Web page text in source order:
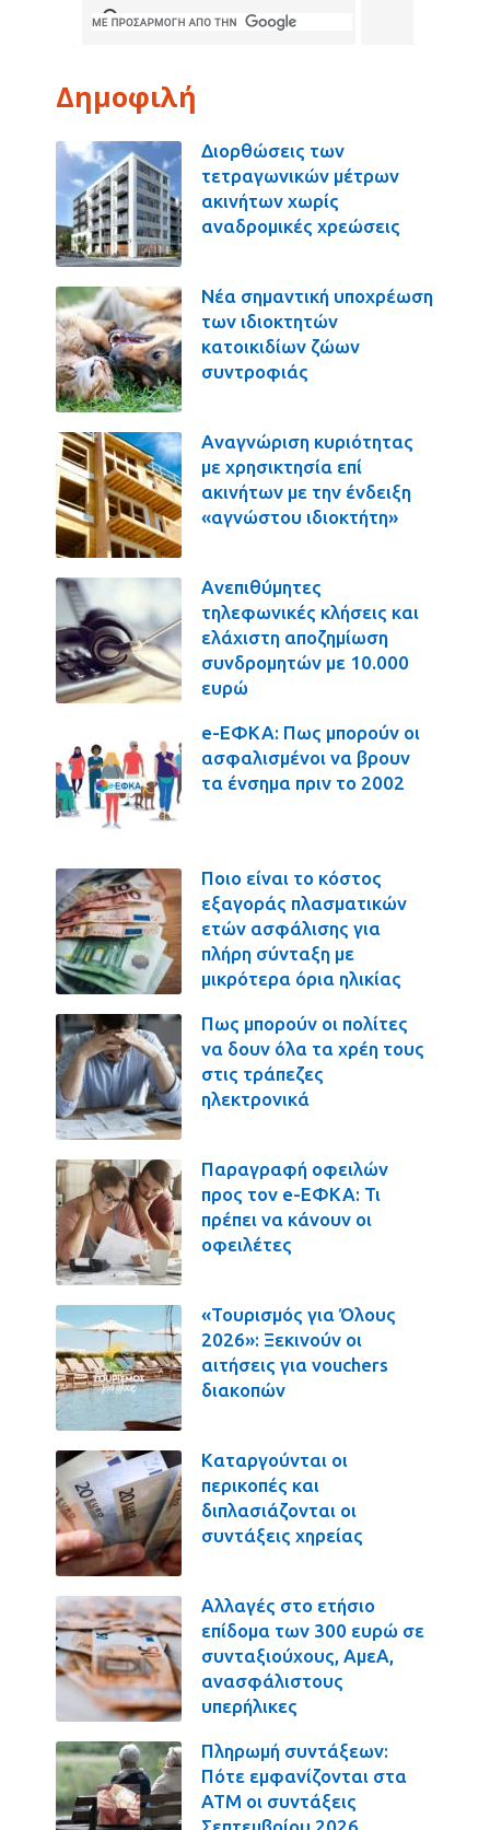
Δημοφιλή
Διορθώσεις των
τετραγωνικών μέτρων
ακινήτων χωρίς
αναδρομικές χρεώσεις
Νέα σημαντική υποχρέωση
των ιδιοκτητών
κατοικιδίων ζώων
συντροφιάς
Αναγνώριση κυριότητας
με χρησικτησία επί
ακινήτων με την ένδειξη
«αγνώστου ιδιοκτήτη»
Ανεπιθύμητες
τηλεφωνικές κλήσεις και
ελάχιστη αποζημίωση
συνδρομητών με 10.000
ευρώ
e-ΕΦΚΑ: Πως μπορούν οι
ασφαλισμένοι να βρουν
τα ένσημα πριν το 2002
Ποιο είναι το κόστος
εξαγοράς πλασματικών
ετών ασφάλισης για
πλήρη σύνταξη με
μικρότερα όρια ηλικίας
Πως μπορούν οι πολίτες
να δουν όλα τα χρέη τους
στις τράπεζες
ηλεκτρονικά
Παραγραφή οφειλών
προς τον e-ΕΦΚΑ: Τι
πρέπει να κάνουν οι
οφειλέτες
«Τουρισμός για Όλους
2026»: Ξεκινούν οι
αιτήσεις για vouchers
διακοπών
Καταργούνται οι
περικοπές και
διπλασιάζονται οι
συντάξεις χηρείας
Αλλαγές στο ετήσιο
επίδομα των 300 ευρώ σε
συνταξιούχους, ΑμεΑ,
ανασφάλιστους
υπερήλικες
Πληρωμή συντάξεων:
Πότε εμφανίζονται στα
ΑΤΜ οι συντάξεις
Σεπτεμβρίου 2026